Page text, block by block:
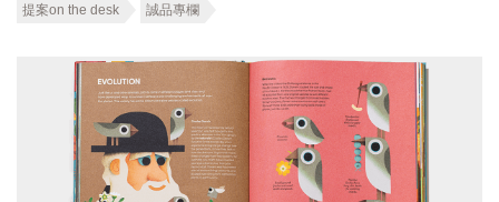
提案on the desk 誠品專欄